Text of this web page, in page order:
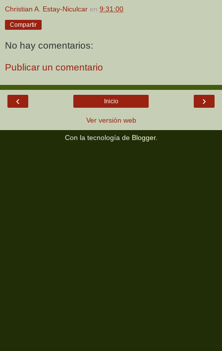
Christian A. Estay-Niculcar en 9:31:00
Compartir
No hay comentarios:
Publicar un comentario
‹ ›
Inicio
Ver versión web
Con la tecnología de Blogger.